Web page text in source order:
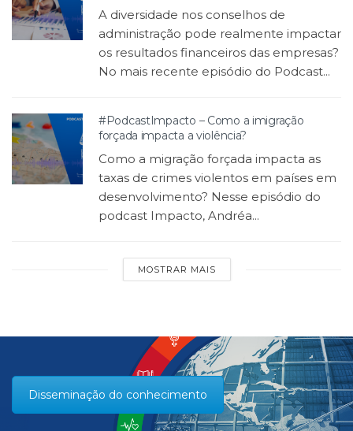
A diversidade nos conselhos de
administração pode realmente impactar
os resultados financeiros das empresas?
No mais recente episódio do Podcast...
#PodcastImpacto – Como a imigração
forçada impacta a violência?
Como a migração forçada impacta as
taxas de crimes violentos em países em
desenvolvimento? Nesse episódio do
podcast Impacto, Andréa...
MOSTRAR MAIS
Disseminação do conhecimento